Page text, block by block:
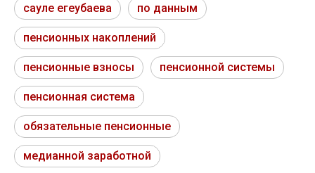
сауле егеубаева по данным
пенсионных накоплений
пенсионные взносы пенсионной системы
пенсионная система
обязательные пенсионные
медианной заработной